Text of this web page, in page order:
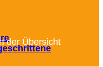
der Übersicht